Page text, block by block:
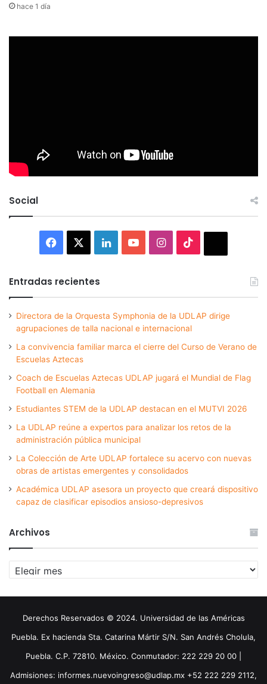
hace 1 día
Social
Facebook LinkedInYouTubeInstagram
Entradas recientes
Directora de la Orquesta Symphonia de la UDLAP dirige
agrupaciones de talla nacional e internacional
La convivencia familiar marca el cierre del Curso de Verano de
Escuelas Aztecas
Coach de Escuelas Aztecas UDLAP jugará el Mundial de Flag
Football en Alemania
Estudiantes STEM de la UDLAP destacan en el MUTVI 2026
La UDLAP reúne a expertos para analizar los retos de la
administración pública municipal
La Colección de Arte UDLAP fortalece su acervo con nuevas
obras de artistas emergentes y consolidados
Académica UDLAP asesora un proyecto que creará dispositivo
capaz de clasificar episodios ansioso-depresivos
Archivos
Archivos
Derechos Reservados © 2024. Universidad de las Américas
Puebla. Ex hacienda Sta. Catarina Mártir S/N. San Andrés Cholula,
Puebla. C.P. 72810. México. Conmutador: 222 229 20 00 |
Admisiones: informes.nuevoingreso@udlap.mx +52 222 229 2112,